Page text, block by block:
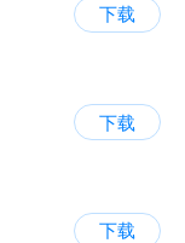
下载
下载
下载